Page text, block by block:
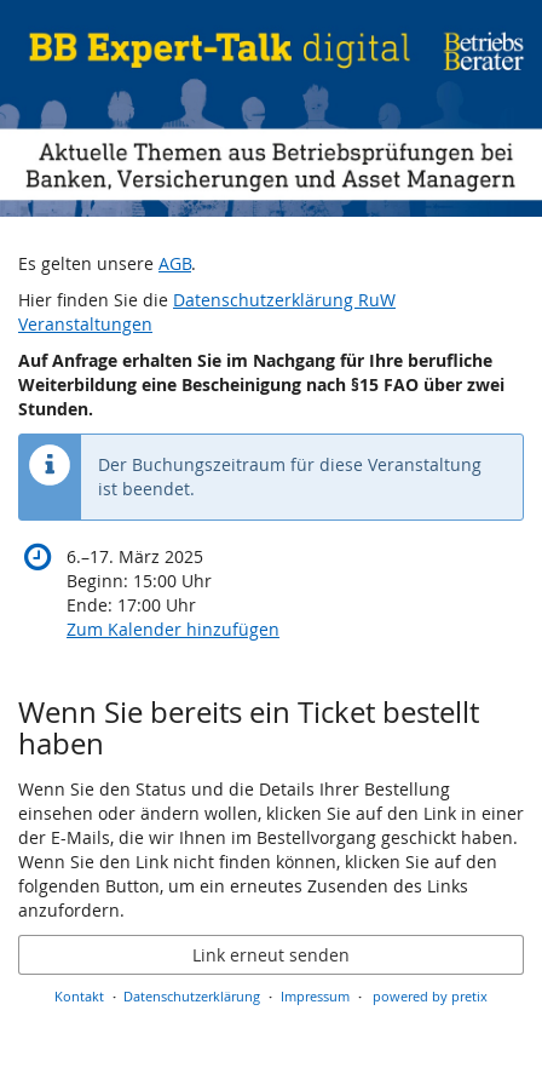
Haupt-
springen
BB
Expert-
Talk:
Aktuelle
Themen
aus
Betriebsprüfungen
bei
Banken,
Versicherungen
und
Asset
Managern
bis
17.
März
2025
Es gelten unsere AGB.
Hier finden Sie die Datenschutzerklärung RuW
Veranstaltungen
Auf Anfrage erhalten Sie im Nachgang für Ihre berufliche
Weiterbildung eine Bescheinigung nach §15 FAO über zwei
Stunden.
Der Buchungszeitraum für diese Veranstaltung
ist beendet.
6.–bis
17. März 2025
Beginn: 15:00 Uhr
Ende: 17:00 Uhr
Zum Kalender hinzufügen
Wenn Sie bereits ein Ticket bestellt
haben
Wenn Sie den Status und die Details Ihrer Bestellung
einsehen oder ändern wollen, klicken Sie auf den Link in einer
der E-Mails, die wir Ihnen im Bestellvorgang geschickt haben.
Wenn Sie den Link nicht finden können, klicken Sie auf den
folgenden Button, um ein erneutes Zusenden des Links
anzufordern.
Link erneut senden
Kontakt Datenschutzerklärung Impressum powered by pretix